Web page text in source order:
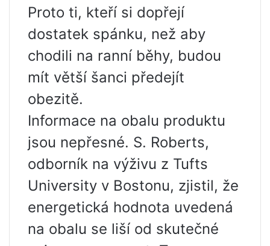
Proto ti, kteří si dopřejí
dostatek spánku, než aby
chodili na ranní běhy, budou
mít větší šanci předejít
obezitě.
Informace na obalu produktu
jsou nepřesné. S. Roberts,
odborník na výživu z Tufts
University v Bostonu, zjistil, že
energetická hodnota uvedená
na obalu se liší od skutečné